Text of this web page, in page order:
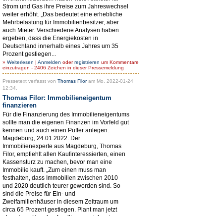
Strom und Gas ihre Preise zum Jahreswechsel
weiter erhöht. „Das bedeutet eine erhebliche
Mehrbelastung für Immobilienbesitzer, aber
auch Mieter. Verschiedene Analysen haben
ergeben, dass die Energiekosten in
Deutschland innerhalb eines Jahres um 35
Prozent gestiegen...
» Weiterlesen | Anmelden oderregistrieren um Kommentare
einzutragen - 2406 Zeichen in dieser Pressemeldung
Pressetext verfasst von Thomas Filoram Mo, 2022-01-24
12:34.
Thomas Filor: Immobilieneigentum
finanzieren
Für die Finanzierung des Immobilieneigentums
sollte man die eigenen Finanzen im Vorfeld gut
kennen und auch einen Puffer anlegen.
Magdeburg, 24.01.2022. Der
Immobilienexperte aus Magdeburg, Thomas
Filor, empfiehlt allen Kaufinteressierten, einen
Kassensturz zu machen, bevor man eine
Immobilie kauft. „Zum einen muss man
festhalten, dass Immobilien zwischen 2010
und 2020 deutlich teurer geworden sind. So
sind die Preise für Ein- und
Zweifamilienhäuser in diesem Zeitraum um
circa 65 Prozent gestiegen. Plant man jetzt